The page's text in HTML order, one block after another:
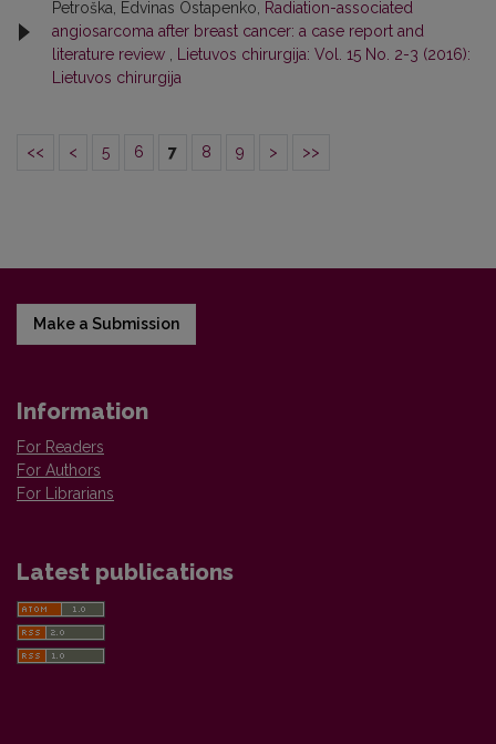
Petroška, Edvinas Ostapenko,
Radiation-associated
angiosarcoma after breast cancer: a case report and
literature review
Lietuvos chirurgija: Vol. 15 No. 2-3 (2016):
Lietuvos chirurgija
<< < 5 6 7 8 9 > >>
Make a Submission
Information
For Readers
For Authors
For Librarians
Latest publications